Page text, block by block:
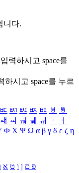
니다.
력하시고 space를
하시고 space를 누르
ㅳ ㅴ ㅵ ㅶ ㅷ ㅸ
ㅹ
ㆈ ㆉ ㆊ ㆋ ㆌ ㆍ
ㆎ
Φ Χ Ψ Ω α β γ δ ε ζ η
פ ם ן ו ט א